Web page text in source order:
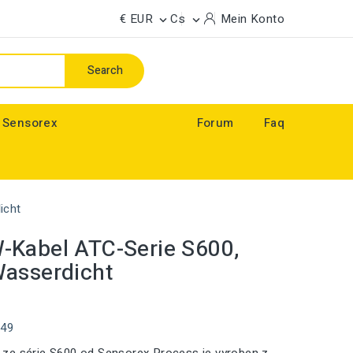
€ EUR Cs  Mein Konto
Search
Forum Faq
Kabel ATC-Serie S600,